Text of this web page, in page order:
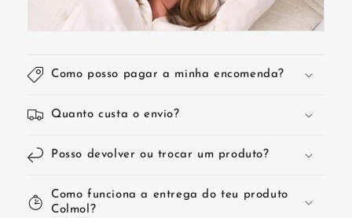
Como posso pagar a minha encomenda?
Quanto custa o envio?
Posso devolver ou trocar um produto?
Como funciona a entrega do teu produto
Colmol?